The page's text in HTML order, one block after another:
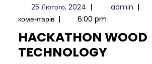
25 Лютого, 202425
Лютого,
2024
| admin admin
|
коментарів | 6:00 pm
HACKATHON WOOD
TECHNOLOGY